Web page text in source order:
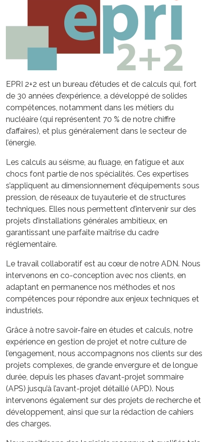
EPRI 2+2 est un bureau d’études et de calculs qui, fort
de 30 années d’expérience, a développé de solides
compétences, notamment dans les métiers du
nucléaire (qui représentent 70 % de notre chiffre
d’affaires), et plus généralement dans le secteur de
l’énergie.
Les calculs au séisme, au fluage, en fatigue et aux
chocs font partie de nos spécialités. Ces expertises
s’appliquent au dimensionnement d’équipements sous
pression, de réseaux de tuyauterie et de structures
techniques. Elles nous permettent d’intervenir sur des
projets d’installations générales ambitieux, en
garantissant une parfaite maîtrise du cadre
réglementaire.
Le travail collaboratif est au cœur de notre ADN. Nous
intervenons en co-conception avec nos clients, en
adaptant en permanence nos méthodes et nos
compétences pour répondre aux enjeux techniques et
industriels.
Grâce à notre savoir-faire en études et calculs, notre
expérience en gestion de projet et notre culture de
l’engagement, nous accompagnons nos clients sur des
projets complexes, de grande envergure et de longue
durée, depuis les phases d’avant-projet sommaire
(APS) jusqu’à l’avant-projet détaillé (APD). Nous
intervenons également sur des projets de recherche et
développement, ainsi que sur la rédaction de cahiers
des charges.